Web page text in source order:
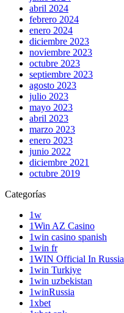
abril 2024
febrero 2024
enero 2024
diciembre 2023
noviembre 2023
octubre 2023
septiembre 2023
agosto 2023
julio 2023
mayo 2023
abril 2023
marzo 2023
enero 2023
junio 2022
diciembre 2021
octubre 2019
Categorías
1w
1Win AZ Casino
1win casino spanish
1win fr
1WIN Official In Russia
1win Turkiye
1win uzbekistan
1winRussia
1xbet